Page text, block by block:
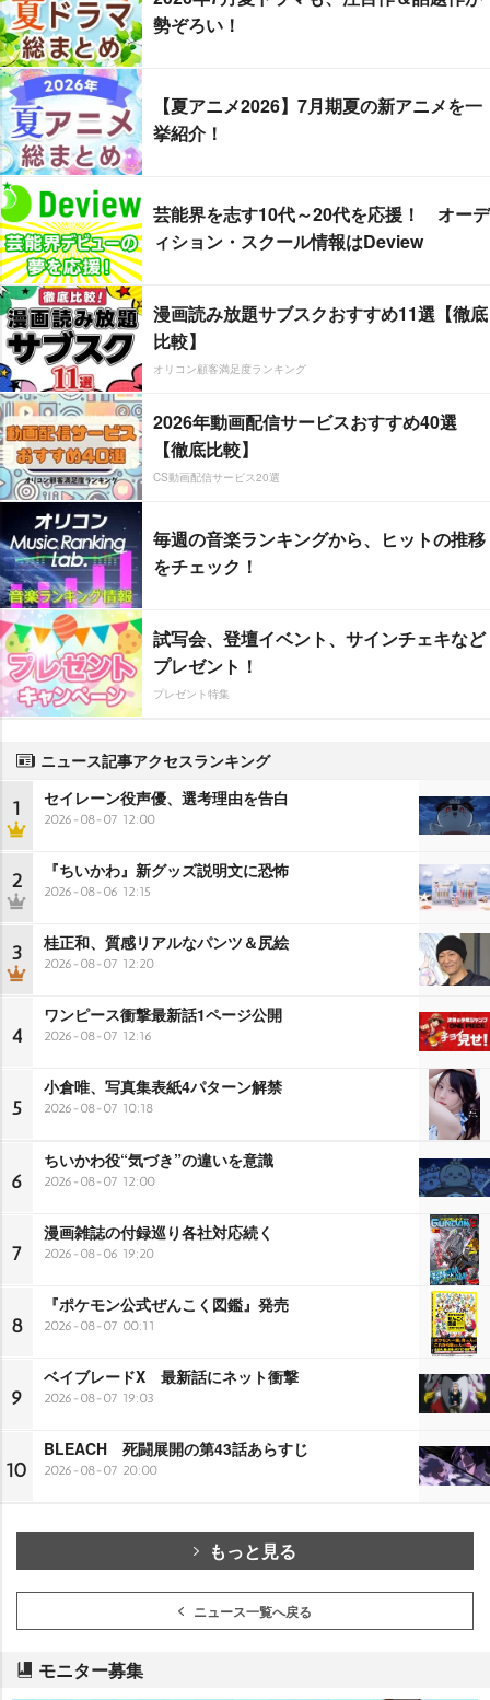
勢ぞろい！
【夏アニメ2026】7月期夏の新アニメを一
挙紹介！
芸能界を志す10代～20代を応援！ オーデ
ィション・スクール情報はDeview
漫画読み放題サブスクおすすめ11選【徹底
比較】
オリコン顧客満足度ランキング
2026年動画配信サービスおすすめ40選
【徹底比較】
CS動画配信サービス20選
毎週の音楽ランキングから、ヒットの推移
をチェック！
試写会、登壇イベント、サインチェキなど
プレゼント！
プレゼント特集
ニュース記事アクセスランキング
1 セイレーン役声優、選考理由を告白
2026-08-07 12:00
2 『ちいかわ』新グッズ説明文に恐怖
2026-08-06 12:15
3 桂正和、質感リアルなパンツ＆尻絵
2026-08-07 12:20
4
ワンピース衝撃最新話1ページ公開
2026-08-07 12:16
5
小倉唯、写真集表紙4パターン解禁
2026-08-07 10:18
6
ちいかわ役“気づき”の違いを意識
2026-08-07 12:00
7
漫画雑誌の付録巡り各社対応続く
2026-08-06 19:20
8
『ポケモン公式ぜんこく図鑑』発売
2026-08-07 00:11
9
ベイブレードX 最新話にネット衝撃
2026-08-07 19:03
10
BLEACH 死闘展開の第43話あらすじ
2026-08-07 20:00
もっと見る
ニュース一覧へ戻る
モニター募集